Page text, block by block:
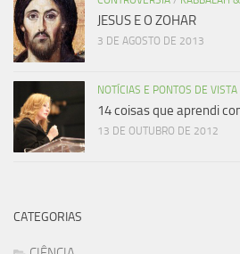
JESUS E O ZOHAR
3 DE AGOSTO DE 2013
NOTÍCIAS E PONTOS DE VISTA
14 coisas que aprendi
13 DE OUTUBRO DE 2012
CATEGORIAS